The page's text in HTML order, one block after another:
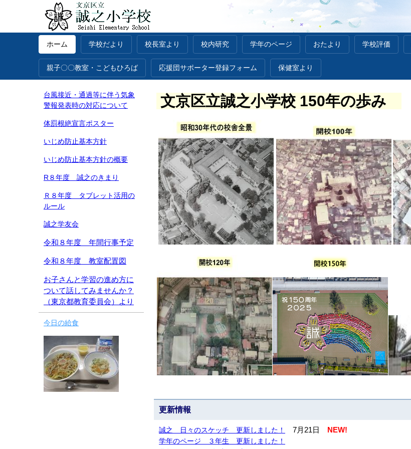
ホーム 学校だより 校長室より 校内研究 学年のページ おたより 学校評価
親子〇〇教室・こどもひろば 応援団サポーター登録フォーム 保健室より
台風接近・通過等に伴う気象
警報発表時の対応について
体罰根絶宣言ポスター
いじめ防止基本方針
いじめ防止基本方針の概要
R８年度 誠之のきまり
Ｒ８年度 タブレット活用の
ルール
誠之学友会
令和８年度 年間行事予定
令和８年度 教室配置図
お子さんと学習の進め方に
ついて話してみませんか？
（東京都教育委員会）より
今日の給食
文京区立誠之小学校 150年の歩み
更新情報
誠之 日々のスケッチ 更新しました！ 7月21日 NEW!
学年のページ ３年生 更新しました！